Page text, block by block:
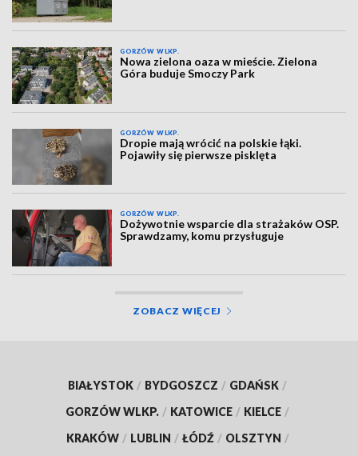
GORZÓW WLKP.
Nowa zielona oaza w mieście. Zielona
Góra buduje Smoczy Park
GORZÓW WLKP.
Dropie mają wrócić na polskie łąki.
Pojawiły się pierwsze pisklęta
GORZÓW WLKP.
Dożywotnie wsparcie dla strażaków OSP.
Sprawdzamy, komu przysługuje
ZOBACZ WIĘCEJ
BIAŁYSTOK / BYDGOSZCZ / GDAŃSK /
GORZÓW WLKP. / KATOWICE / KIELCE /
KRAKÓW / LUBLIN / ŁÓDŹ / OLSZTYN /